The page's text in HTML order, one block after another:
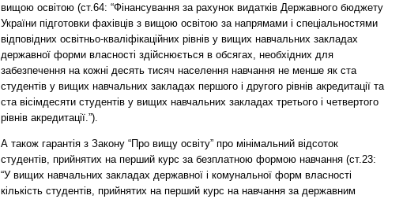
вищою освітою (ст.64: “Фінансування за рахунок видатків Державного бюджету
України підготовки фахівців з вищою освітою за напрямами і спеціальностями
відповідних освітньо-кваліфікаційних рівнів у вищих навчальних закладах
державної форми власності здійснюється в обсягах, необхідних для
забезпечення на кожні десять тисяч населення навчання не менше як ста
студентів у вищих навчальних закладах першого і другого рівнів акредитації та
ста вісімдесяти студентів у вищих навчальних закладах третього і четвертого
рівнів акредитації.”).
А також гарантія з Закону “Про вищу освіту” про мінімальний відсоток
студентів, прийнятих на перший курс за безплатною формою навчання (ст.23:
“У вищих навчальних закладах державної і комунальної форм власності
кількість студентів, прийнятих на перший курс на навчання за державним